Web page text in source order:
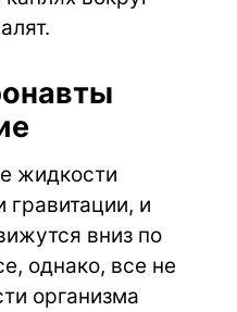
жидкости
гравитации, и
вниз по
однако, все не
организма